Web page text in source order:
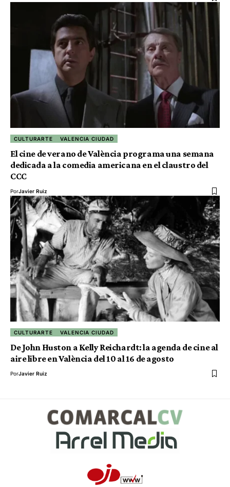
CULTURARTE VALENCIA CIUDAD
El cine de verano de València programa una semana
dedicada a la comedia americana en el claustro del
CCC
PorJavier Ruiz
CULTURARTE VALENCIA CIUDAD
De John Huston a Kelly Reichardt: la agenda de cine al
aire libre en València del 10 al 16 de agosto
PorJavier Ruiz